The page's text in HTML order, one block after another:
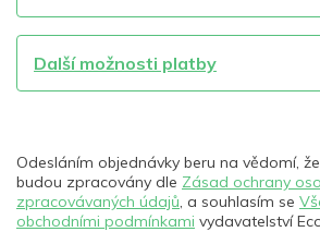
Další možnosti platby
Odesláním objednávky beru na vědomí,
budou zpracovány dle Zásad ochrany
zpracovávaných údajů, a souhlasím se
obchodními podmínkami vydavatelství